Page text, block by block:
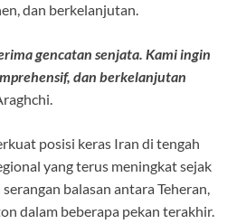
dan berkelanjutan.
gencatan senjata. Kami ingin
dan berkelanjutan
posisi keras Iran di tengah
yang terus meningkat sejak
balasan antara Teheran,
dalam beberapa pekan terakhir.